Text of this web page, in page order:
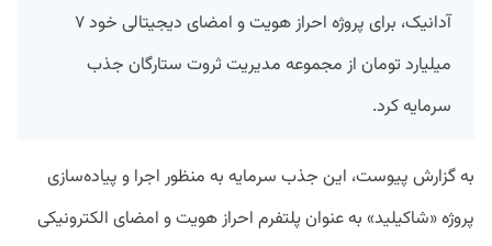
آدانیک، برای پروژه احراز هویت و امضای دیجیتالی خود ۷
میلیارد تومان از مجموعه مدیریت ثروت ستارگان جذب
سرمایه کرد.
به گزارش پیوست، این جذب سرمایه به منظور اجرا و پیاده‌سازی
پروژه «شاکیلید» به عنوان پلتفرم احراز هویت و امضای الکترونیکی